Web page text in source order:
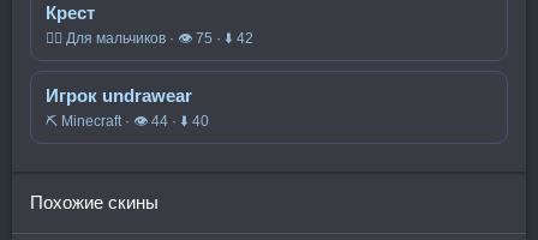
Крест
🧍‍♂️ Для мальчиков · 👁 75 · ⬇ 42
Игрок undrawear
⛏️ Minecraft · 👁 44 · ⬇ 40
Похожие скины